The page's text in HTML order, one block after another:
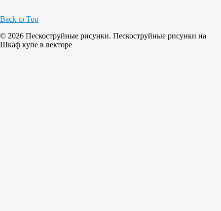
Back to Top
© 2026 Пескоструйные рисунки. Пескоструйные рисунки на
Шкаф купе в векторе